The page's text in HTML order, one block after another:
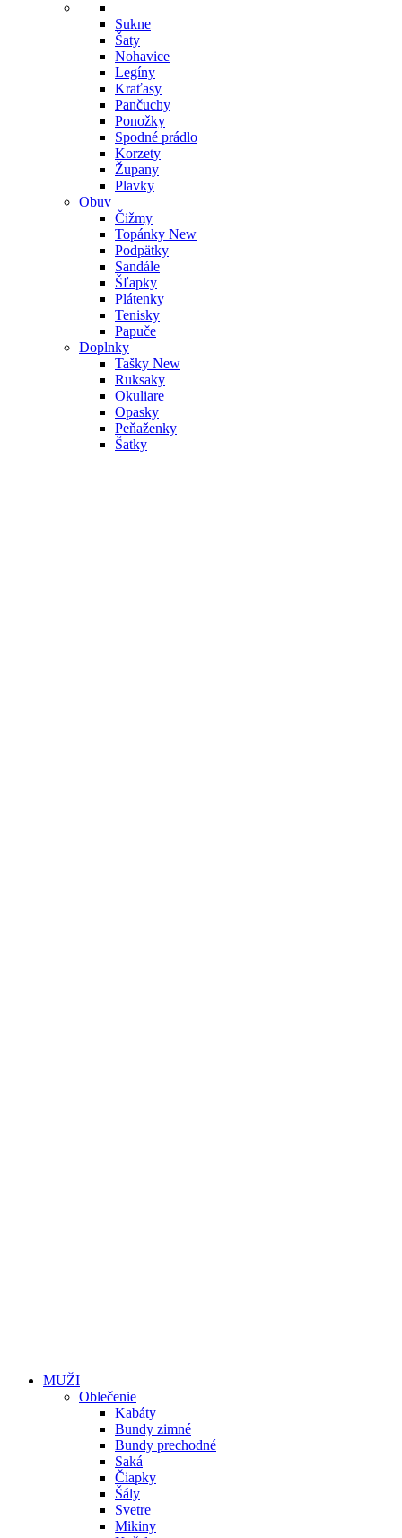
Sukne
Šaty
Nohavice
Legíny
Kraťasy
Pančuchy
Ponožky
Spodné prádlo
Korzety
Župany
Plavky
Obuv
Čižmy
Topánky New
Podpätky
Sandále
Šľapky
Plátenky
Tenisky
Papuče
Doplnky
Tašky New
Ruksaky
Okuliare
Opasky
Peňaženky
Šatky
MUŽI
Oblečenie
Kabáty
Bundy zimné
Bundy prechodné
Saká
Čiapky
Šály
Svetre
Mikiny